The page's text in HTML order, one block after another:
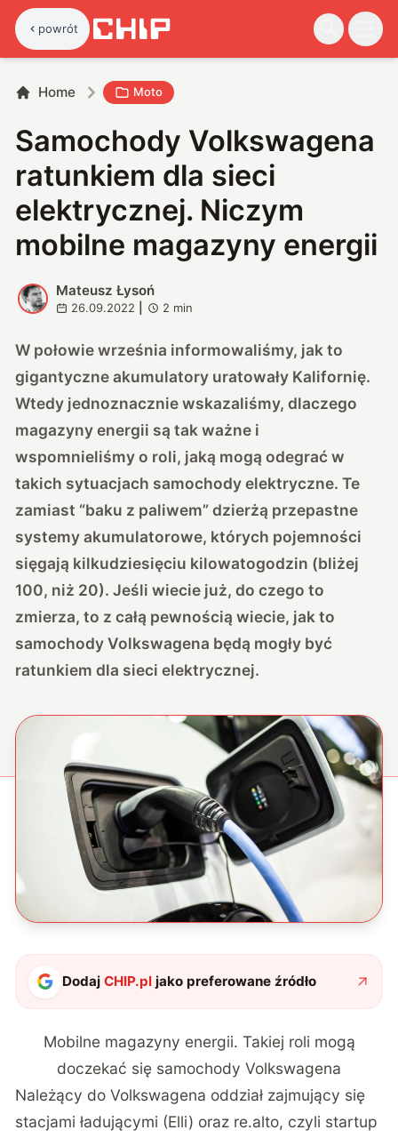
powrót
Home Moto
Samochody Volkswagena
ratunkiem dla sieci
elektrycznej. Niczym
mobilne magazyny energii
M
Mateusz Łysoń
26.09.2022 2 min
W połowie września informowaliśmy, jak to
gigantyczne akumulatory uratowały Kalifornię.
Wtedy jednoznacznie wskazaliśmy, dlaczego
magazyny energii są tak ważne i
wspomnieliśmy o roli, jaką mogą odegrać w
takich sytuacjach samochody elektryczne. Te
zamiast “baku z paliwem” dzierżą przepastne
systemy akumulatorowe, których pojemności
sięgają kilkudziesięciu kilowatogodzin (bliżej
100, niż 20). Jeśli wiecie już, do czego to
zmierza, to z całą pewnością wiecie, jak to
samochody Volkswagena będą mogły być
ratunkiem dla sieci elektrycznej.
DodajCHIP.pl jako preferowane źródło
Mobilne magazyny energii. Takiej roli mogą
doczekać się samochody Volkswagena
Należący do Volkswagena oddział zajmujący się
stacjami ładującymi (Elli) oraz re.alto, czyli startup